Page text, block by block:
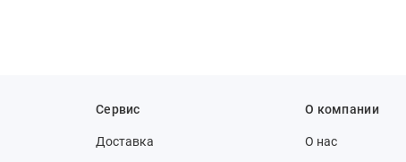
Сервис
Доставка
О компании
О нас